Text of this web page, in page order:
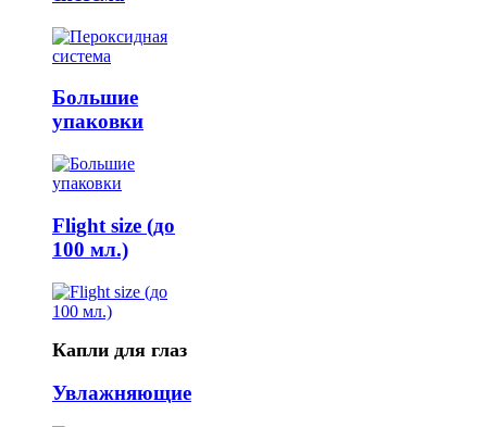
Большие
упаковки
Flight size (до
100 мл.)
Капли для глаз
Увлажняющие